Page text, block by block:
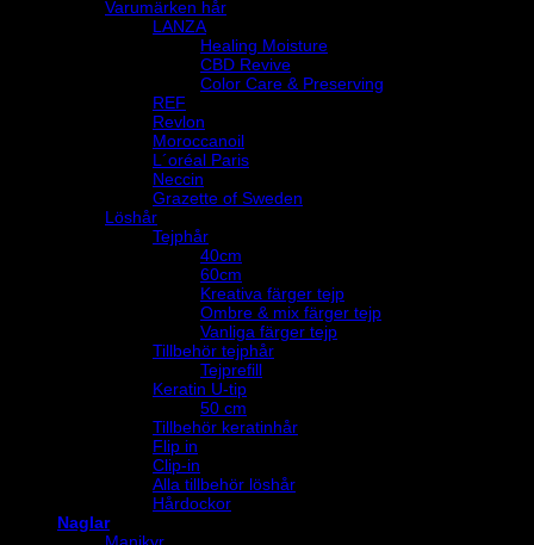
Varumärken hår
LANZA
Healing Moisture
CBD Revive
Color Care & Preserving
REF
Revlon
Moroccanoil
L´oréal Paris
Neccin
Grazette of Sweden
Löshår
Tejphår
40cm
60cm
Kreativa färger tejp
Ombre & mix färger tejp
Vanliga färger tejp
Tillbehör tejphår
Tejprefill
Keratin U-tip
50 cm
Tillbehör keratinhår
Flip in
Clip-in
Alla tillbehör löshår
Hårdockor
Naglar